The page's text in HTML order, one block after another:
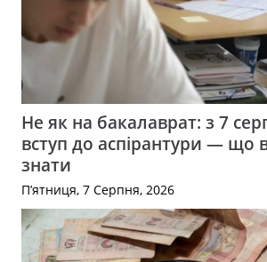
Не як на бакалаврат: з 7
вступ до аспірантури — що
знати
П’ятниця, 7 Серпня, 2026